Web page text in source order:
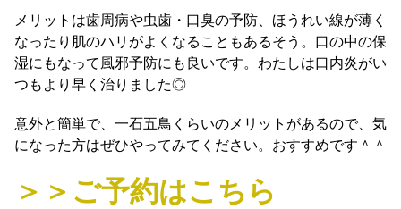
メリットは歯周病や虫歯・口臭の予防、ほうれい線が薄く
なったり肌のハリがよくなることもあるそう。口の中の保
湿にもなって風邪予防にも良いです。わたしは口内炎がい
つもより早く治りました◎
意外と簡単で、一石五鳥くらいのメリットがあるので、気
になった方はぜひやってみてください。おすすめです＾＾
＞＞ご予約はこちら